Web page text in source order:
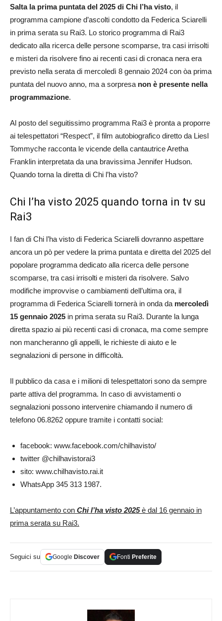
Salta la prima puntata del 2025 di Chi l’ha visto, il
programma campione d’ascolti condotto da Federica Sciarelli
in prima serata su Rai3. Lo storico programma di Rai3
dedicato alla ricerca delle persone scomparse, tra casi irrisolti
e misteri da risolvere fino ai recenti casi di cronaca nera era
previsto nella serata di mercoledì 8 gennaio 2024 con òa prima
puntata del nuovo anno, ma a sorpresa non è presente nella
programmazione.
Al posto del seguitissimo programma Rai3 è pronta a proporre
ai telespettatori “Respect”, il film autobiografico diretto da Liesl
Tommyche racconta le vicende della cantautrice Aretha
Franklin interpretata da una bravissima Jennifer Hudson.
Quando torna la diretta di Chi l’ha visto?
Chi l’ha visto 2025 quando torna in tv su
Rai3
I fan di Chi l’ha visto di Federica Sciarelli dovranno aspettare
ancora un pò per vedere la prima puntata e diretta del 2025 del
popolare programma dedicato alla ricerca delle persone
scomparse, tra casi irrisolti e misteri da risolvere. Salvo
modifiche improvvise o cambiamenti dell’ultima ora, il
programma di Federica Sciarelli tornerà in onda da mercoledì
15 gennaio 2025 in prima serata su Rai3. Durante la lunga
diretta spazio ai più recenti casi di cronaca, ma come sempre
non mancheranno gli appelli, le richieste di aiuto e le
segnalazioni di persone in difficoltà.
Il pubblico da casa e i milioni di telespettatori sono da sempre
parte attiva del programma. In caso di avvistamenti o
segnalazioni possono intervenire chiamando il numero di
telefono 06.8262 oppure tramite i contatti social:
facebook: www.facebook.com/chilhavisto/
twitter @chilhavistorai3
sito: www.chilhavisto.rai.it
WhatsApp 345 313 1987.
L’appuntamento con Chi l’ha visto 2025è dal 16 gennaio in
prima serata su Rai3.
Seguici su Google Discover Fonti Preferite